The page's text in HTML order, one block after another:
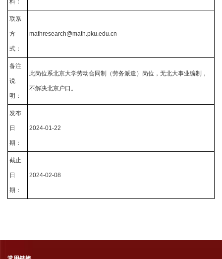
料：
联系
方
式：
mathresearch@math.pku.edu.cn
备注
说
明：
此岗位系北京大学劳动合同制（劳务派遣）岗位，无北大事业编制，
不解决北京户口。
发布
日
期：
2024-01-22
截止
日
期：
2024-02-08